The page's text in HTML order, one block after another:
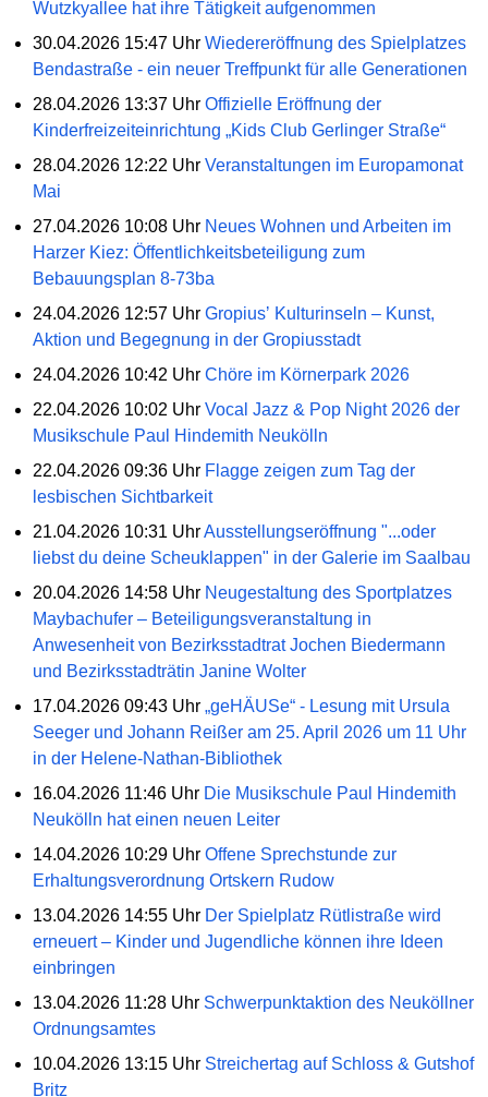
Wutzkyallee hat ihre Tätigkeit aufgenommen
30.04.2026 15:47 Uhr Wiedereröffnung des Spielplatzes
Bendastraße - ein neuer Treffpunkt für alle Generationen
28.04.2026 13:37 Uhr Offizielle Eröffnung der
Kinderfreizeiteinrichtung „Kids Club Gerlinger Straße“
28.04.2026 12:22 Uhr Veranstaltungen im Europamonat
Mai
27.04.2026 10:08 Uhr Neues Wohnen und Arbeiten im
Harzer Kiez: Öffentlichkeitsbeteiligung zum
Bebauungsplan 8-73ba
24.04.2026 12:57 Uhr Gropiusʼ Kulturinseln ‒ Kunst,
Aktion und Begegnung in der Gropiusstadt
24.04.2026 10:42 Uhr Chöre im Körnerpark 2026
22.04.2026 10:02 Uhr Vocal Jazz & Pop Night 2026 der
Musikschule Paul Hindemith Neukölln
22.04.2026 09:36 Uhr Flagge zeigen zum Tag der
lesbischen Sichtbarkeit
21.04.2026 10:31 Uhr Ausstellungseröffnung "...oder
liebst du deine Scheuklappen" in der Galerie im Saalbau
20.04.2026 14:58 Uhr Neugestaltung des Sportplatzes
Maybachufer – Beteiligungsveranstaltung in
Anwesenheit von Bezirksstadtrat Jochen Biedermann
und Bezirksstadträtin Janine Wolter
17.04.2026 09:43 Uhr „geHÄUSe“ - Lesung mit Ursula
Seeger und Johann Reißer am 25. April 2026 um 11 Uhr
in der Helene-Nathan-Bibliothek
16.04.2026 11:46 Uhr Die Musikschule Paul Hindemith
Neukölln hat einen neuen Leiter
14.04.2026 10:29 Uhr Offene Sprechstunde zur
Erhaltungsverordnung Ortskern Rudow
13.04.2026 14:55 Uhr Der Spielplatz Rütlistraße wird
erneuert – Kinder und Jugendliche können ihre Ideen
einbringen
13.04.2026 11:28 Uhr Schwerpunktaktion des Neuköllner
Ordnungsamtes
10.04.2026 13:15 Uhr Streichertag auf Schloss & Gutshof
Britz